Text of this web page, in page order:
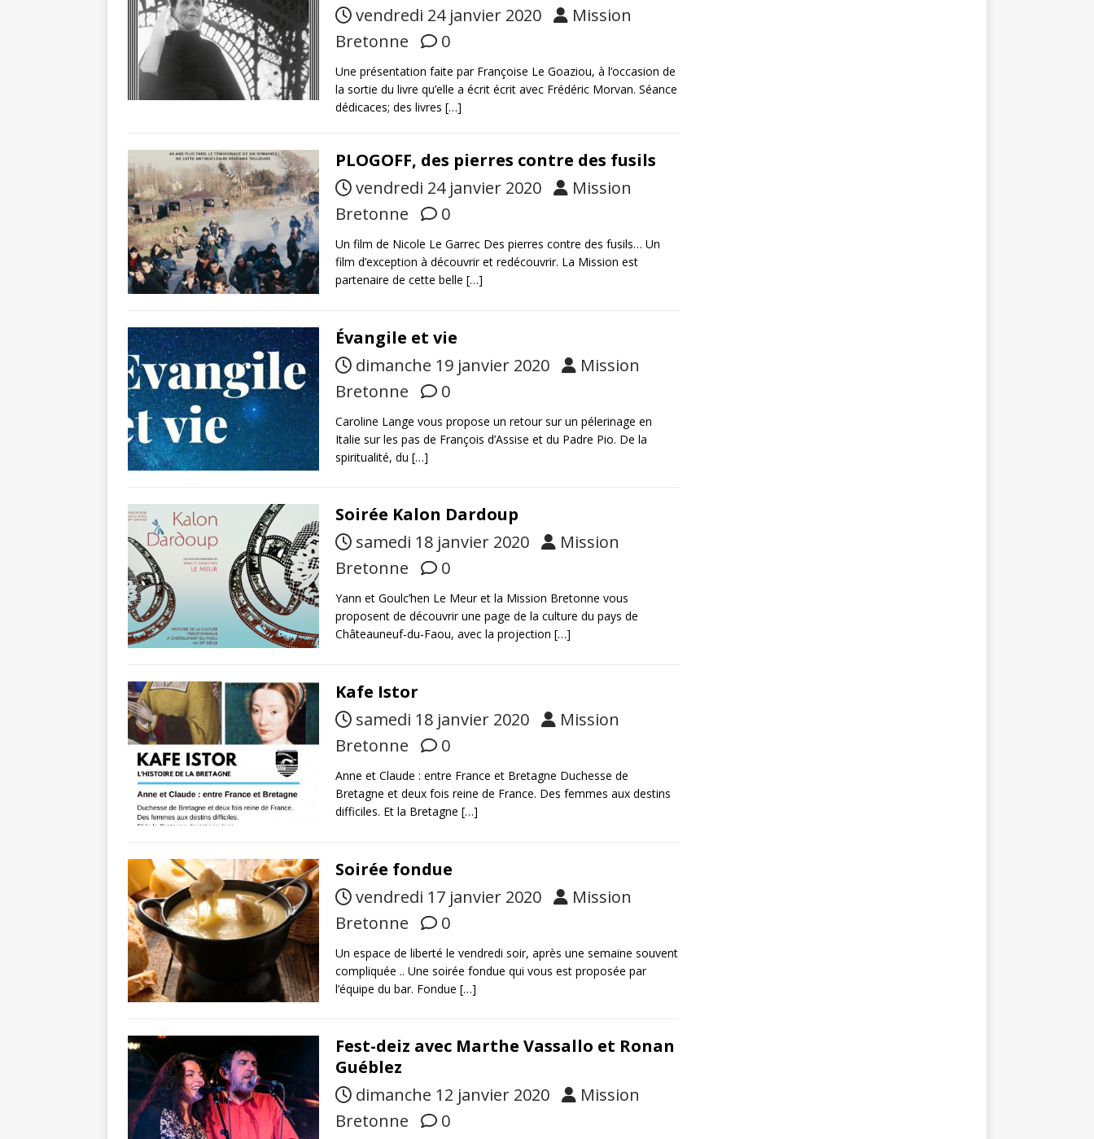
vendredi 24 janvier 2020
Mission
Bretonne
0
Une présentation faite par Françoise Le Goaziou, à l’occasion de
la sortie du livre qu’elle a écrit écrit avec Frédéric Morvan. Séance
dédicaces; des livres […]
PLOGOFF, des pierres contre des fusils
vendredi 24 janvier 2020
Mission
Bretonne
0
Un film de Nicole Le Garrec Des pierres contre des fusils… Un
film d’exception à découvrir et redécouvrir. La Mission est
partenaire de cette belle […]
Évangile et vie
dimanche 19 janvier 2020
Mission
Bretonne
0
Caroline Lange vous propose un retour sur un pélerinage en
Italie sur les pas de François d’Assise et du Padre Pio. De la
spiritualité, du […]
Soirée Kalon Dardoup
samedi 18 janvier 2020
Mission
Bretonne
0
Yann et Goulc’hen Le Meur et la Mission Bretonne vous
proposent de découvrir une page de la culture du pays de
Châteauneuf-du-Faou, avec la projection […]
Kafe Istor
samedi 18 janvier 2020
Mission
Bretonne
0
Anne et Claude : entre France et Bretagne Duchesse de
Bretagne et deux fois reine de France. Des femmes aux destins
difficiles. Et la Bretagne […]
Soirée fondue
vendredi 17 janvier 2020
Mission
Bretonne
0
Un espace de liberté le vendredi soir, après une semaine souvent
compliquée .. Une soirée fondue qui vous est proposée par
l’équipe du bar. Fondue […]
Fest-deiz avec Marthe Vassallo et Ronan
Guéblez
dimanche 12 janvier 2020
Mission
Bretonne
0